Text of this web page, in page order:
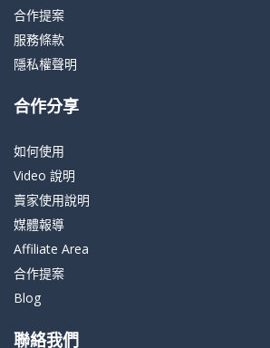
合作提案
服務條款
隱私權聲明
合作分享
如何使用
Video 說明
賣家使用說明
媒體報導
Affiliate Area
合作提案
Blog
聯絡我們